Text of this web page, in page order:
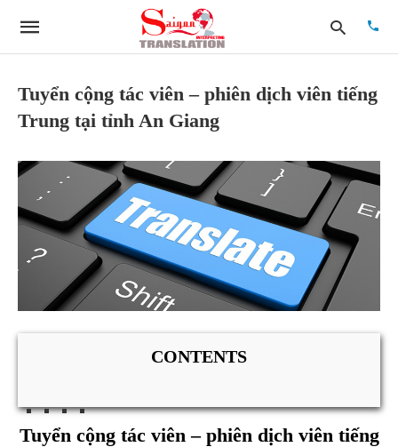
query
hit
Tuyển cộng tác viên – phiên dịch viên tiếng
Trung tại tỉnh An Giang
CONTENTS
Tuyển cộng tác viên – phiên dịch viên tiếng